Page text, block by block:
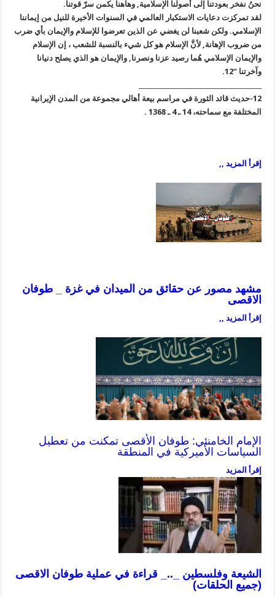
نحنُ نفخر بعودتنا إلى أُصولنا الإسلامية, وهاهنا يكمن سرّ قوتنا.
لقد تمركزت دعايات الاستكبار العالمي في السنوات الأخيرة للنيل من إيماننا
الإسلامي. ولكن شعبنا لن يغضي عن الذين تعرضوا للإسلام والإيمان بأي ضرب
من ضروب الإهانة, لأنَّ الإسلام هو كل شيء بالنسبة للشعب ، إن الإسلام
والإيمان الإسلامي هُما رصيد عزنا ونصرنا, والإيمان هو الذي يصلح دنيانا
وآخرتنا “12.
12-حديث قائد الثورة في مراسم بيعة أهالي مجموعة من المدن الإيرانية
المختلفة مع سماحته، 14 ـ 4 ـ 1368 .
إقرأ المزيد ,,
مشهد مصور عن حقائق من الميدان في غزة _ طوفان
الاقصى
إقرأ المزيد ,,
الإمام الخامنئي: طوفان الأقصى تمكنت من تعطيل
السياسات الأميركية في المنطقة
إقرأ المزيد
الشيعة وفلسطين _.._ قراءة في عملية طوفان الاقصى
(جميع الحلقات)